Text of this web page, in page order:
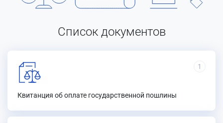
Список документов
1
Квитанция об оплате государственной пошлины